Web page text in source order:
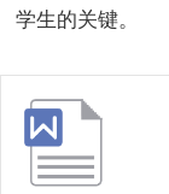
学生的关键。